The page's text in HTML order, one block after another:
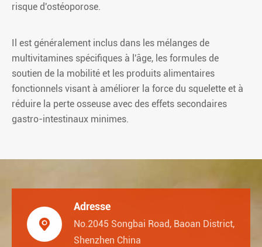
risque d'ostéoporose.
Il est généralement inclus dans les mélanges de
multivitamines spécifiques à l'âge, les formules de
soutien de la mobilité et les produits alimentaires
fonctionnels visant à améliorer la force du squelette et à
réduire la perte osseuse avec des effets secondaires
gastro-intestinaux minimes.

Adresse
No.2045 Songbai Road, Baoan District,
Shenzhen China